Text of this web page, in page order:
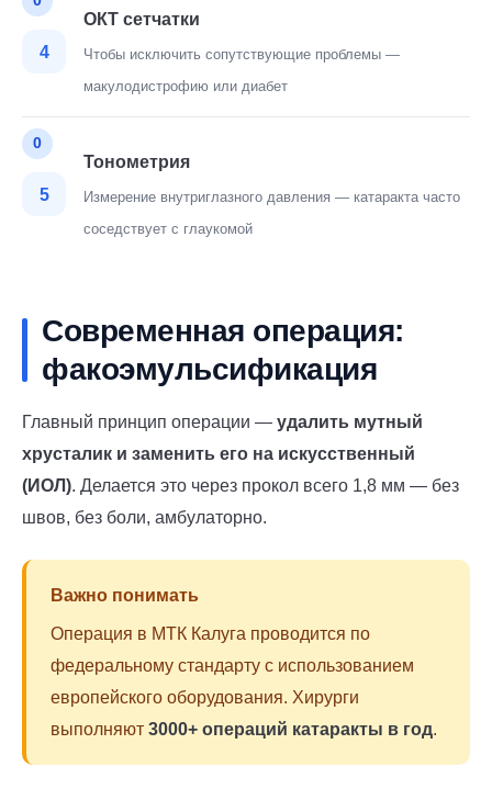
4
ОКТ сетчатки
Чтобы исключить сопутствующие проблемы —
макулодистрофию или диабет
5
Тонометрия
Измерение внутриглазного давления — катаракта часто
соседствует с глаукомой
Современная операция:
факоэмульсификация
Главный принцип операции — удалить мутный
хрусталик и заменить его на искусственный
(ИОЛ). Делается это через прокол всего 1,8 мм — без
швов, без боли, амбулаторно.
Важно понимать
Операция в МТК Калуга проводится по
федеральному стандарту с использованием
европейского оборудования. Хирурги
выполняют 3000+ операций катаракты в год.